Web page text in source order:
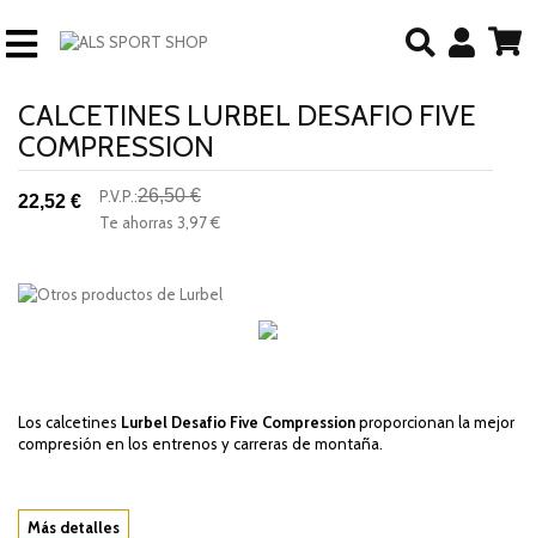
CALCETINES LURBEL DESAFIO FIVE
COMPRESSION
22,52 € P.V.P.:26,50 €
Te ahorras 3,97 €
Los calcetines Lurbel Desafio Five Compressionproporcionan la mejor
compresión en los entrenos y carreras de montaña.
Más detalles